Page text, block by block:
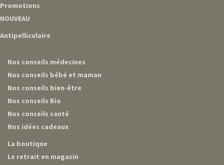
Promotions
NOUVEAU
Antipelliculaire
Nos conseils médecines
Nos conseils bébé et maman
Nos conseils bien-être
Nos conseils Bio
Nos conseils santé
Nos idées cadeaux
La boutique
Le retrait en magasin